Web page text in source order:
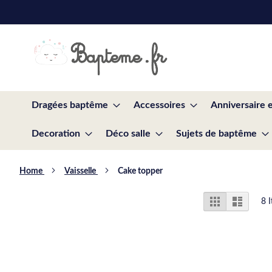
to
Dragées baptême Accessoires Anniversaire
Decoration Déco salle Sujets de baptême
Home Vaisselle Cake topper
View
as
Grid List 8